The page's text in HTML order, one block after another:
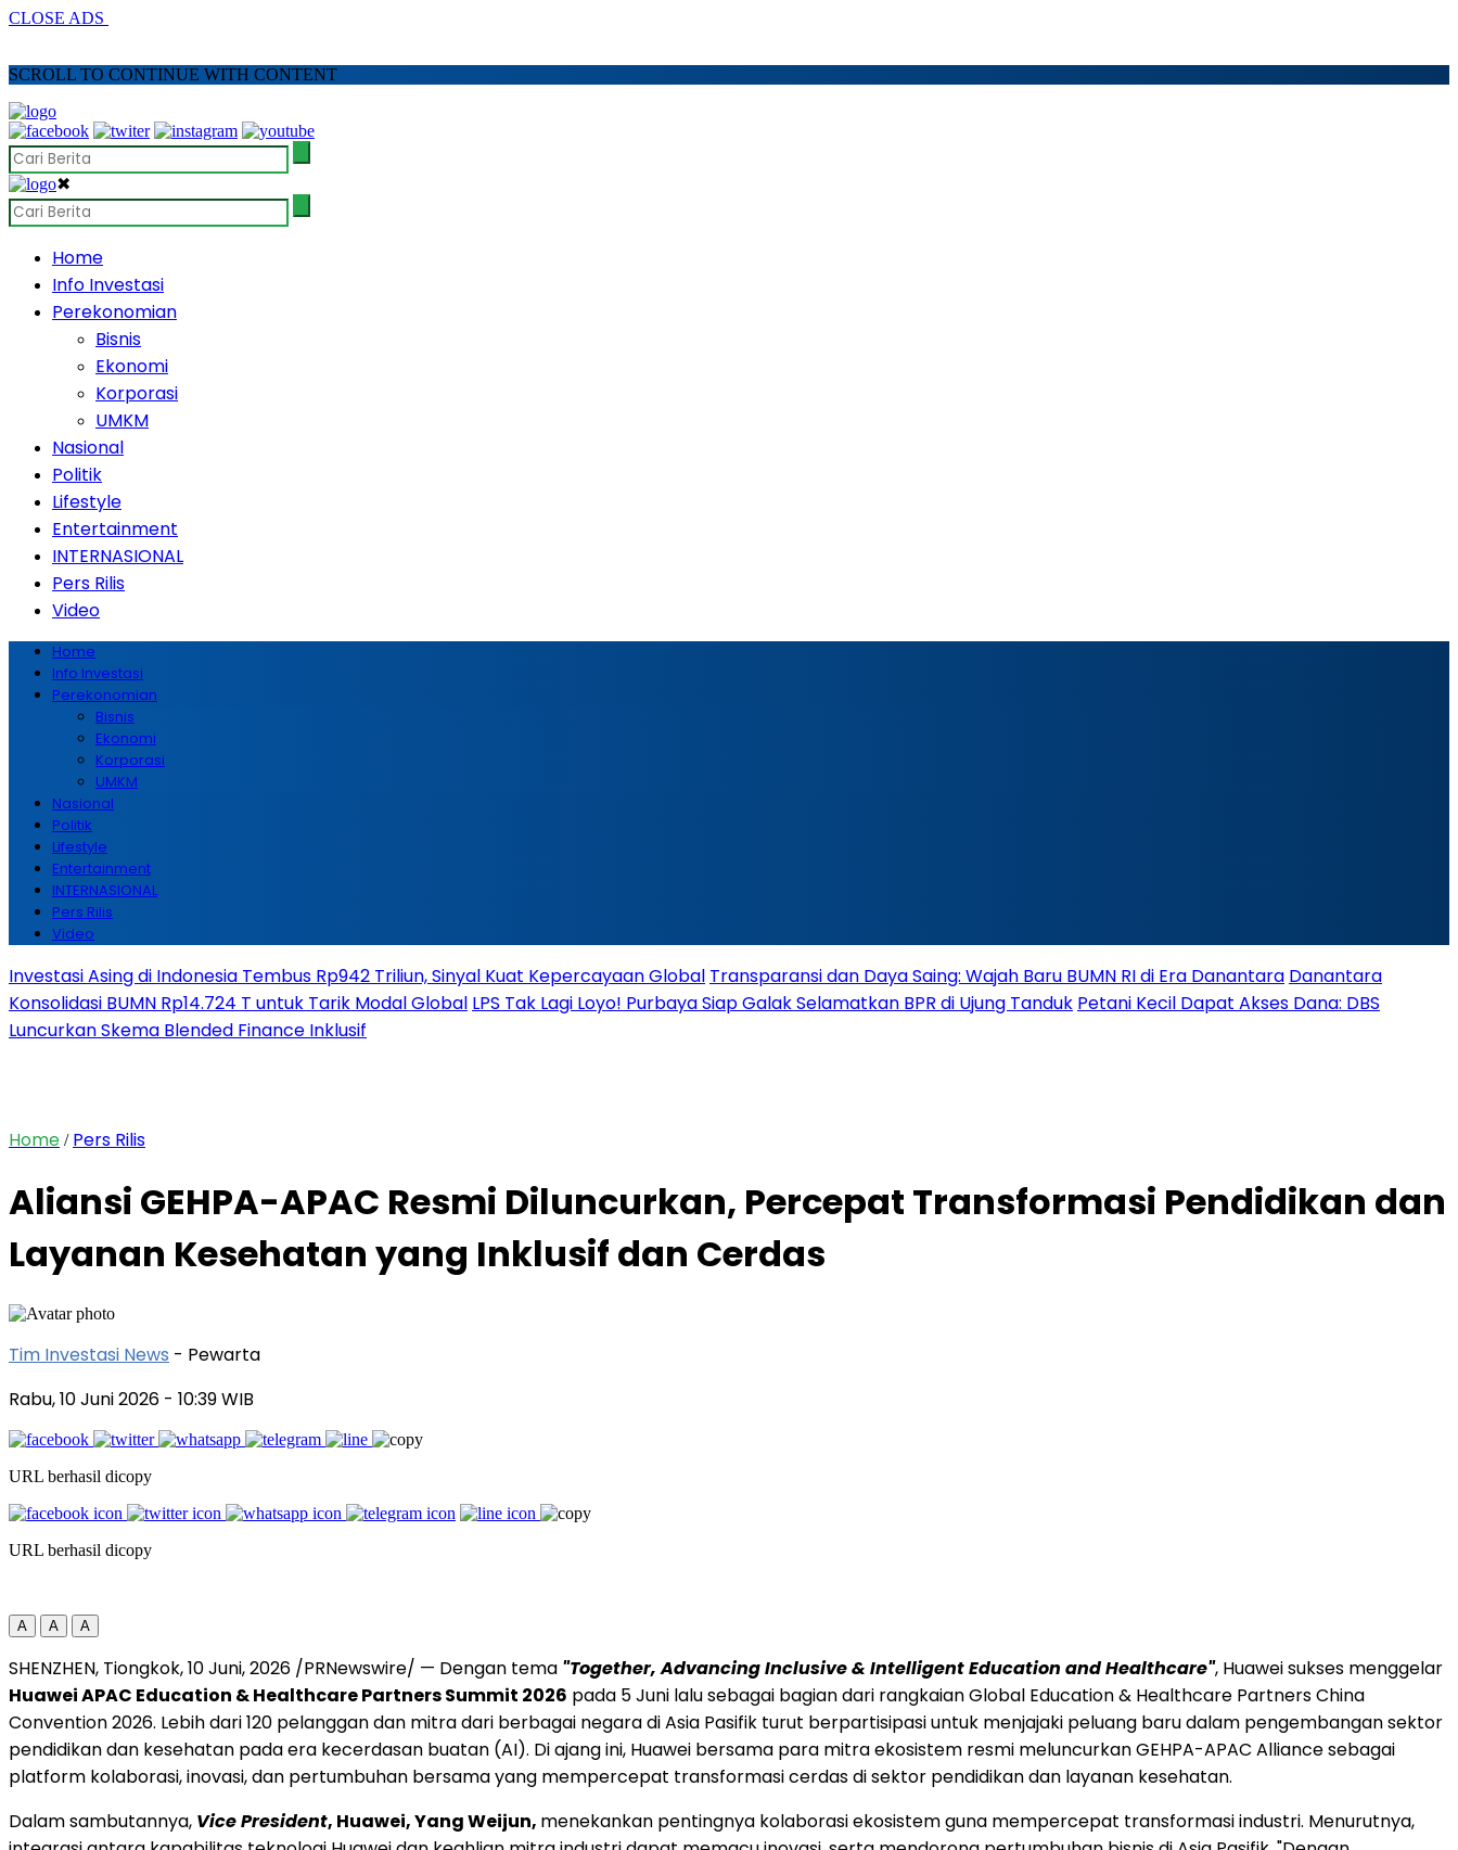
CLOSE ADS
SCROLL TO CONTINUE WITH CONTENT
✖
Home
Info Investasi
Perekonomian
Bisnis
Ekonomi
Korporasi
UMKM
Nasional
Politik
Lifestyle
Entertainment
INTERNASIONAL
Pers Rilis
Video
Home
Info Investasi
Perekonomian
Bisnis
Ekonomi
Korporasi
UMKM
Nasional
Politik
Lifestyle
Entertainment
INTERNASIONAL
Pers Rilis
Video
Investasi Asing di Indonesia Tembus Rp942 Triliun, Sinyal Kuat Kepercayaan Global Transparansi dan Daya Saing: Wajah Baru BUMN RI di Era Danantara Danantara
Konsolidasi BUMN Rp14.724 T untuk Tarik Modal Global LPS Tak Lagi Loyo! Purbaya Siap Galak Selamatkan BPR di Ujung Tanduk Petani Kecil Dapat Akses Dana: DBS
Luncurkan Skema Blended Finance Inklusif
Home / Pers Rilis
Aliansi GEHPA-APAC Resmi Diluncurkan, Percepat Transformasi Pendidikan dan
Layanan Kesehatan yang Inklusif dan Cerdas
Tim Investasi News - Pewarta
Rabu, 10 Juni 2026 - 10:39 WIB
URL berhasil dicopy
URL berhasil dicopy
A A A
SHENZHEN, Tiongkok,10 Juni, 2026 /PRNewswire/ — Dengan tema "Together, Advancing Inclusive & Intelligent Education and Healthcare", Huawei sukses menggelar
Huawei APAC Education & Healthcare Partners Summit 2026 pada 5 Juni lalu sebagai bagian dari rangkaian Global Education & Healthcare Partners China
Convention 2026. Lebih dari 120 pelanggan dan mitra dari berbagai negara di Asia Pasifik turut berpartisipasi untuk menjajaki peluang baru dalam pengembangan sektor
pendidikan dan kesehatan pada era kecerdasan buatan (AI). Di ajang ini, Huawei bersama para mitra ekosistem resmi meluncurkan GEHPA-APAC Alliance sebagai
platform kolaborasi, inovasi, dan pertumbuhan bersama yang mempercepat transformasi cerdas di sektor pendidikan dan layanan kesehatan.
Dalam sambutannya, Vice President, Huawei, Yang Weijun, menekankan pentingnya kolaborasi ekosistem guna mempercepat transformasi industri. Menurutnya,